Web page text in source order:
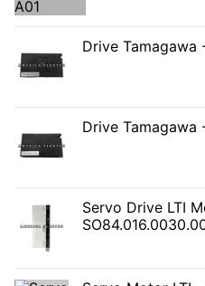
Drive Tamagawa
Drive Tamagawa
Servo Drive LTI